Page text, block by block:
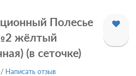
Полесье
жёлтый
(в сеточке)
/ Написать отзыв